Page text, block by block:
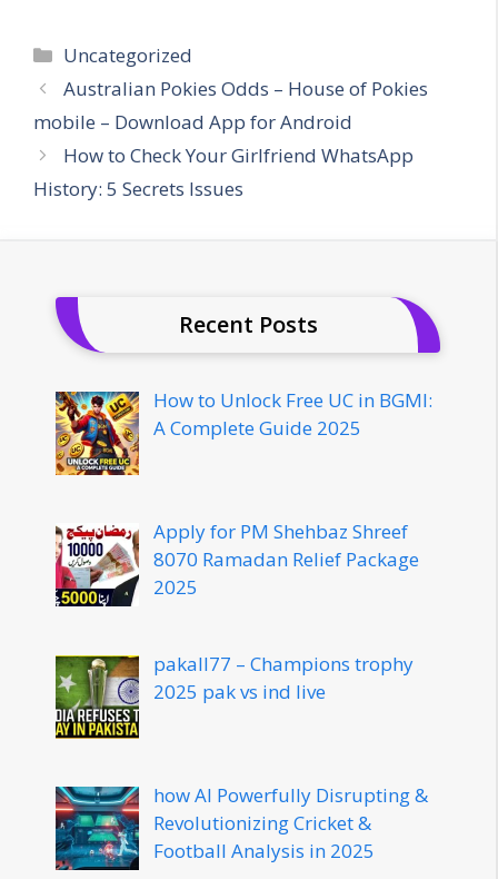
Categories
Uncategorized
Australian Pokies Odds – House of Pokies
mobile – Download App for Android
How to Check Your Girlfriend WhatsApp
History: 5 Secrets Issues
Recent Posts
How to Unlock Free UC in BGMI:
A Complete Guide 2025
Apply for PM Shehbaz Shreef
8070 Ramadan Relief Package
2025
pakall77 – Champions trophy
2025 pak vs ind live
how AI Powerfully Disrupting &
Revolutionizing Cricket &
Football Analysis in 2025